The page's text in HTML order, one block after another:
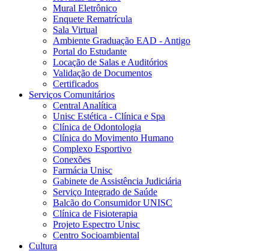
Mural Eletrônico
Enquete Rematrícula
Sala Virtual
Ambiente Graduação EAD - Antigo
Portal do Estudante
Locação de Salas e Auditórios
Validação de Documentos
Certificados
Serviços Comunitários
Central Analítica
Unisc Estética - Clínica e Spa
Clínica de Odontologia
Clínica do Movimento Humano
Complexo Esportivo
Conexões
Farmácia Unisc
Gabinete de Assistência Judiciária
Serviço Integrado de Saúde
Balcão do Consumidor UNISC
Clínica de Fisioterapia
Projeto Espectro Unisc
Centro Socioambiental
Cultura